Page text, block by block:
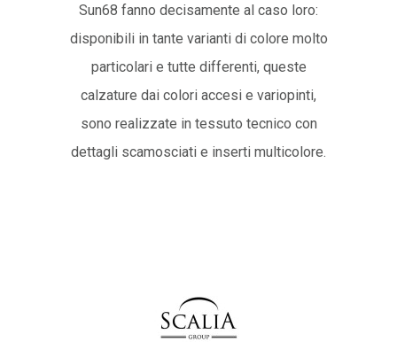
Sun68 fanno decisamente al caso loro:
disponibili in tante varianti di colore molto
particolari e tutte differenti, queste
calzature dai colori accesi e variopinti,
sono realizzate in tessuto tecnico con
dettagli scamosciati e inserti multicolore.